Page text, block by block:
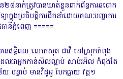
នាក់ត្រូវបានឃាត់ខ្លួនពាក់ព័ន្ធការឆបោក
ទ្យាក្នុងប្រតិបត្តិការដឹកនាំដោយគណៈបញ្ជាការ
ធានីភ្នំពេញ ‎=====
ានឥទ្ធិពល លោកសុត ដាវី នៅស្រុកកំពុង
ែលជាអ្នកកាន់សិលល្អាប់ សាប់រអិល កំពុងតែ
យ បន្ទាប់ មានវិដូអូ បែកធ្លាយ វគ្គ១